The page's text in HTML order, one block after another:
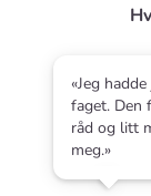
«Jeg
faget. Den
råd og litt
meg.»